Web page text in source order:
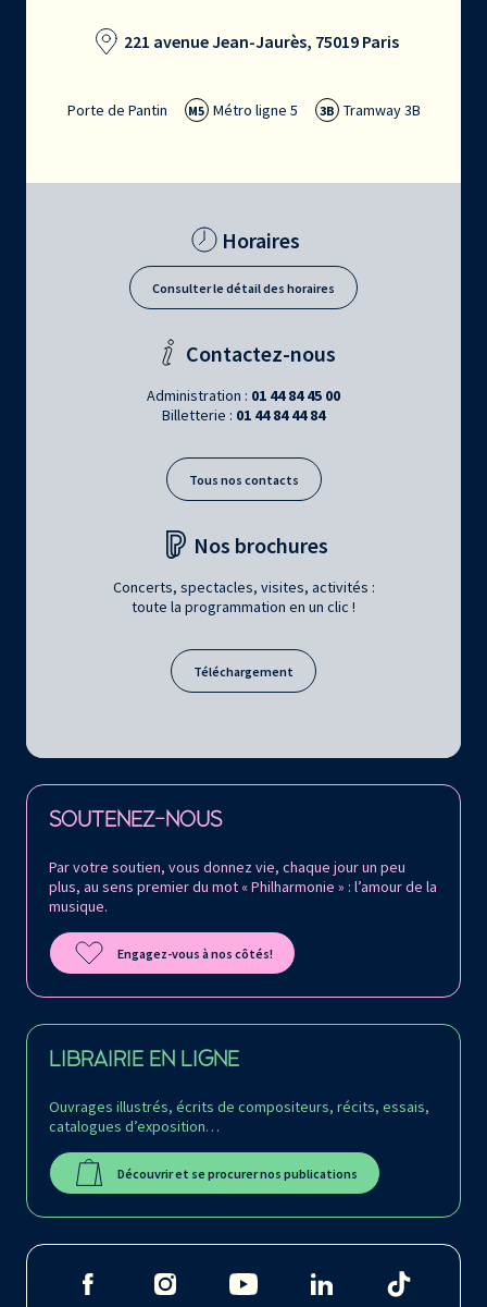
221 avenue Jean-Jaurès, 75019 Paris
Porte de Pantin M5 Métro ligne 5 3B Tramway 3B
Horaires
Consulter le détail des horaires
Contactez-nous
Administration : 01 44 84 45 00
Billetterie : 01 44 84 44 84
Tous nos contacts
Nos brochures
Concerts, spectacles, visites, activités :
toute la programmation en un clic !
Téléchargement
SOUTENEZ-NOUS
Par votre soutien, vous donnez vie, chaque jour un peu
plus, au sens premier du mot « Philharmonie » : l’amour de la
musique.
Engagez-vous à nos côtés!
LIBRAIRIE EN LIGNE
Ouvrages illustrés, écrits de compositeurs, récits, essais,
catalogues d’exposition…
Découvrir et se procurer nos publications
Retrouvez la Philharmonie de Paris sur